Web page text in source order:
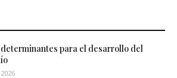
determinantes para el desarrollo del